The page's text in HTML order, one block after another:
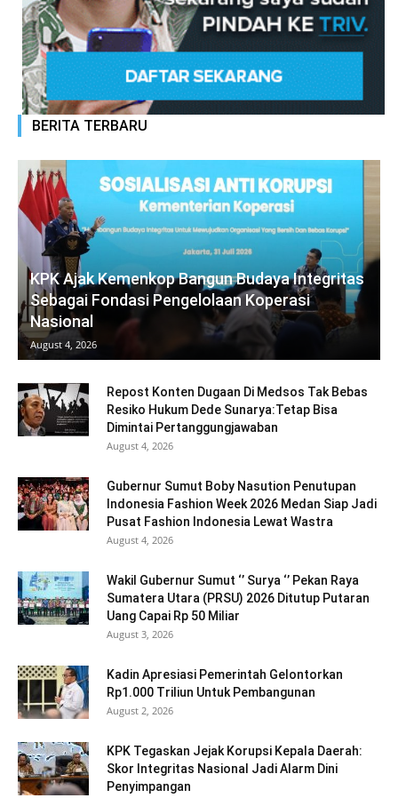
BERITA TERBARU
KPK Ajak Kemenkop Bangun Budaya Integritas
Sebagai Fondasi Pengelolaan Koperasi
Nasional
August 4, 2026
Repost Konten Dugaan Di Medsos Tak Bebas
Resiko Hukum Dede Sunarya:Tetap Bisa
Dimintai Pertanggungjawaban
August 4, 2026
Gubernur Sumut Boby Nasution Penutupan
Indonesia Fashion Week 2026 Medan Siap Jadi
Pusat Fashion Indonesia Lewat Wastra
August 4, 2026
Wakil Gubernur Sumut ‘’ Surya ‘’ Pekan Raya
Sumatera Utara (PRSU) 2026 Ditutup Putaran
Uang Capai Rp 50 Miliar
August 3, 2026
Kadin Apresiasi Pemerintah Gelontorkan
Rp1.000 Triliun Untuk Pembangunan
August 2, 2026
KPK Tegaskan Jejak Korupsi Kepala Daerah:
Skor Integritas Nasional Jadi Alarm Dini
Penyimpangan